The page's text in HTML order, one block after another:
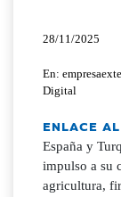
28/11/2025
En:
Digital
ENLACE
España y
impulso a su
agricultura,